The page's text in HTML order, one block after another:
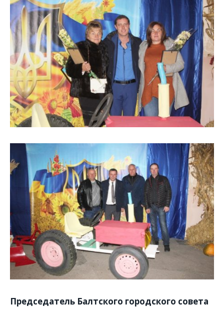
Председатель Балтского городского совета